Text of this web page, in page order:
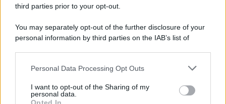
third parties prior to your opt-out.
You may separately opt-out of the further disclosure of your
personal information by third parties on the IAB’s list of
This information may also be disclosed by us to third parties
disclose it to other third parties.
Personal Data Processing Opt Outs
I want to opt-out of the Sharing of my
personal data.
PREFERENZE PRIVACY